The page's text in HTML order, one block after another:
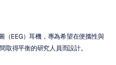
（EEG）耳機，專為希望在便攜性與
取得平衡的研究人員而設計。